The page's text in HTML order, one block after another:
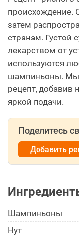
происхождение.
затем
странам. Густой
лекарством от
используются
шампиньоны. Мы
рецепт, добавив
яркой подачи.
Поделитесь
Добавить
Шампиньоны
Нут